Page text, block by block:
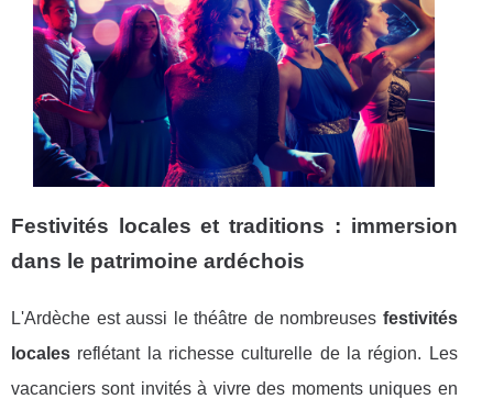
Festivités locales et traditions : immersion
dans le patrimoine ardéchois
L'Ardèche est aussi le théâtre de nombreuses festivités
locales reflétant la richesse culturelle de la région. Les
vacanciers sont invités à vivre des moments uniques en